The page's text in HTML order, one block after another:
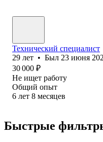
Технический специалист
29 лет • Был 23 июня
30 000 ₽
Не ищет работу
Общий опыт
6 лет 8 месяцев
Быстрые